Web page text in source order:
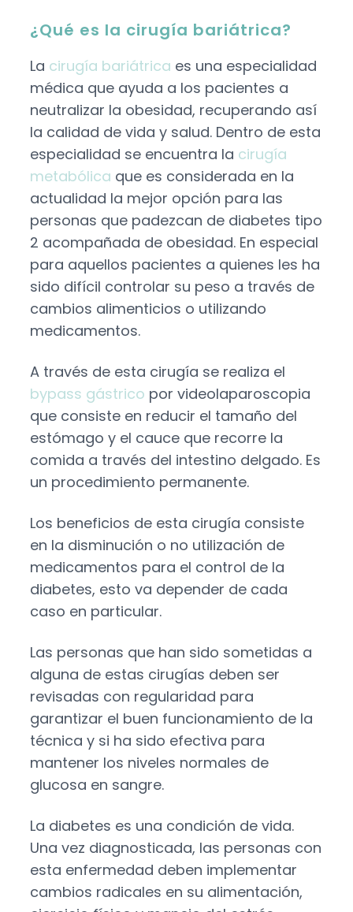
¿Qué es la cirugía bariátrica?
La cirugía bariátrica es una especialidad
médica que ayuda a los pacientes a
neutralizar la obesidad, recuperando así
la calidad de vida y salud. Dentro de esta
especialidad se encuentra la cirugía
metabólica que es considerada en la
actualidad la mejor opción para las
personas que padezcan de diabetes tipo
2 acompañada de obesidad. En especial
para aquellos pacientes a quienes les ha
sido difícil controlar su peso a través de
cambios alimenticios o utilizando
medicamentos.
A través de esta cirugía se realiza el
bypass gástrico por videolaparoscopia
que consiste en reducir el tamaño del
estómago y el cauce que recorre la
comida a través del intestino delgado. Es
un procedimiento permanente.
Los beneficios de esta cirugía consiste
en la disminución o no utilización de
medicamentos para el control de la
diabetes, esto va depender de cada
caso en particular.
Las personas que han sido sometidas a
alguna de estas cirugías deben ser
revisadas con regularidad para
garantizar el buen funcionamiento de la
técnica y si ha sido efectiva para
mantener los niveles normales de
glucosa en sangre.
La diabetes es una condición de vida.
Una vez diagnosticada, las personas con
esta enfermedad deben implementar
cambios radicales en su alimentación,